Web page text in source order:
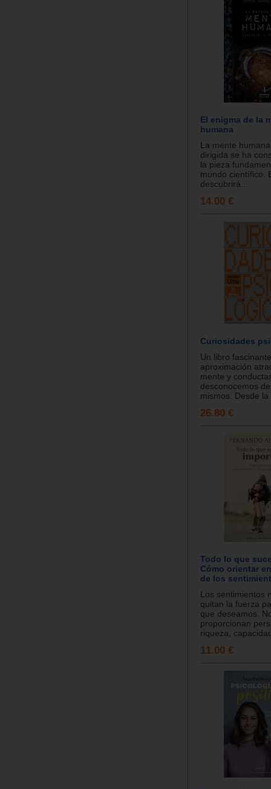
El enigma de la
humana
La mente
dirigida se ha
la pieza
mundo científico.
descubrirá...
14.00 €
Curiosidades
Un libro
aproximación
mente y
desconocemos
mismos. Desde la
26.80 €
Todo lo que
Cómo orientar
de los
Los sentimientos
quitan la fuerza
que deseamos.
proporcionan
riqueza,
11.00 €